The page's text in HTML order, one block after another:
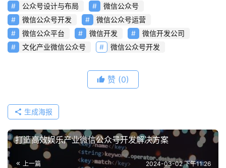
公众号设计与布局
微信公众号
微信公众号开发
微信公众号运营
微信公众平台
微信开发
微信开发公司
文化产业微信公众号
微信公众号开发
赞 (0)
生成海报
打造高效娱乐产业微信公众号开发解决方案
上一篇 2024-03-02 下午11:26